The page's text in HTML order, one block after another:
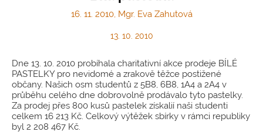
16. 11. 2010, Mgr. Eva Zahutová
13. 10. 2010
Dne 13. 10. 2010 probíhala charitativní akce prodeje BÍLÉ
PASTELKY pro nevidomé a zrakově těžce postižené
občany. Našich osm studentů z 5B8, 6B8, 1A4 a 2A4 v
průběhu celého dne dobrovolně prodávalo tyto pastelky.
Za prodej přes 800 kusů pastelek získalií naši studenti
celkem 16 213 Kč. Celkový výtěžek sbírky v rámci republiky
byl 2 208 467 Kč.